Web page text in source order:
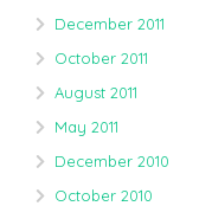
December 2011
October 2011
August 2011
May 2011
December 2010
October 2010